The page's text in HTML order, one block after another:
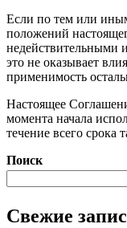
Если по тем или
положений
это не оказывает
применимость
Настоящее
момента начала
течение всего срока
Поиск
Свежие